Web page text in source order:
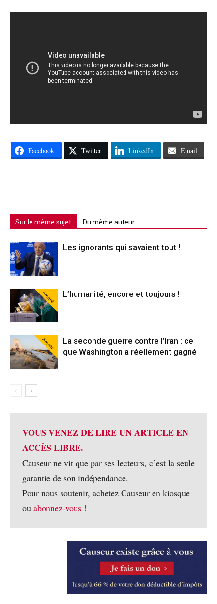
Facebook Twitter LinkedIn Email
Sur le même sujet Du même auteur
Les ignorants qui savaient tout !
Abonné L’humanité, encore et toujours !
Abonné
La seconde guerre contre l’Iran : ce
que Washington a réellement gagné
VOUS VENEZ DE LIRE UN ARTICLE EN
ACCÈS LIBRE.
Causeur ne vit que par ses lecteurs, c’est la seule
garantie de son indépendance.
Pour nous soutenir, achetez Causeur en kiosque
ou abonnez-vous !